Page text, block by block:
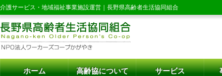
介護サービス・地域福祉事業施設運営｜ 長野県高齢者生活協同組合
ホーム 高齢協について サービス